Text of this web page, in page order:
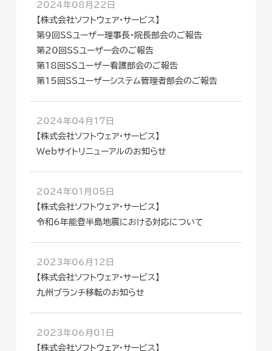
2024年08月22日
【株式会社ソフトウェア・サービス】
第9回SSユーザー理事長・院長部会のご報告
第20回SSユーザー会のご報告
第18回SSユーザー看護部会のご報告
第15回SSユーザーシステム管理者部会のご報告
2024年04月17日
【株式会社ソフトウェア・サービス】
Webサイトリニューアルのお知らせ
2024年01月05日
【株式会社ソフトウェア・サービス】
令和6年能登半島地震における対応について
2023年06月12日
【株式会社ソフトウェア・サービス】
九州ブランチ移転のお知らせ
2023年06月01日
【株式会社ソフトウェア・サービス】